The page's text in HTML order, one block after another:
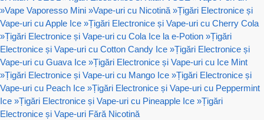
»Vape Vaporesso Mini »Vape-uri cu Nicotină »Țigări Electronice și
Vape-uri cu Apple Ice »Țigări Electronice și Vape-uri cu Cherry Cola
»Țigări Electronice și Vape-uri cu Cola Ice la e-Potion »Țigări
Electronice și Vape-uri cu Cotton Candy Ice »Țigări Electronice și
Vape-uri cu Guava Ice »Țigări Electronice și Vape-uri cu Ice Mint
»Țigări Electronice și Vape-uri cu Mango Ice »Țigări Electronice și
Vape-uri cu Peach Ice »Țigări Electronice și Vape-uri cu Peppermint
Ice »Țigări Electronice și Vape-uri cu Pineapple Ice »Țigări
Electronice și Vape-uri Fără Nicotină